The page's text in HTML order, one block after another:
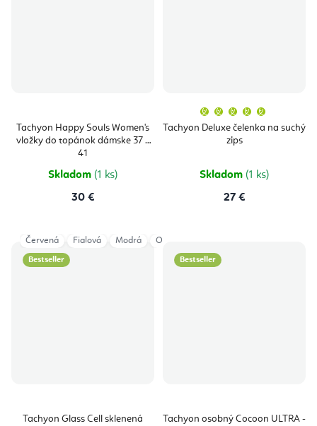
Tachyon Happy Souls Women's
vložky do topánok dámske 37 –
41
Skladom (1 ks)
30 €
Tachyon Deluxe čelenka na suchý
zips
produktu
je
Skladom (1 ks)
27 €
Bestseller
Tachyon Glass Cell sklenená
Červená Fialová Modrá Oranžová
Bestseller
Tachyon osobný Cocoon ULTRA -